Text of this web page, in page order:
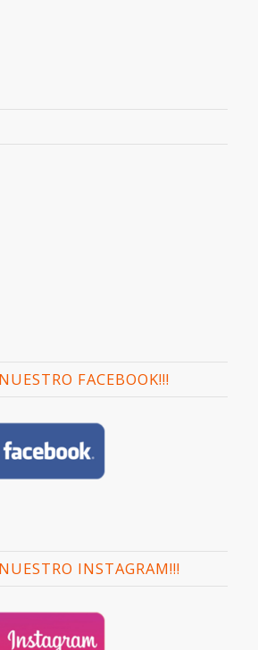
FACEBOOK!!!
INSTAGRAM!!!